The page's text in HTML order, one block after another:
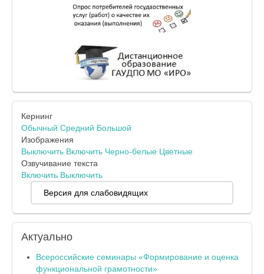
Кернинг
Обычный Средний Большой
Изображения
Выключить Включить Черно-белые Цветные
Озвучивание текста
Включить Выключить
Версия для слабовидящих
Актуально
Всероссийские семинары «Формирование и оценка
функциональной грамотности»